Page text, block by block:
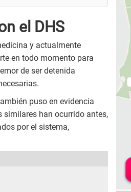
el DHS
y actualmente
en todo momento para
de ser detenida
puso en evidencia
similares han ocurrido antes,
por el sistema,